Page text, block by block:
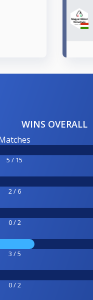
WINS OVERALL
5 / 15
2 / 6
0 / 2
3 / 5
0 / 2